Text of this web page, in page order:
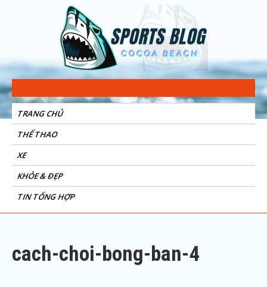
Sports Blog
Cocoa Beach
TRANG CHỦ
THỂ THAO
XE
KHỎE & ĐẸP
TIN TỔNG HỢP
cach-choi-bong-ban-4